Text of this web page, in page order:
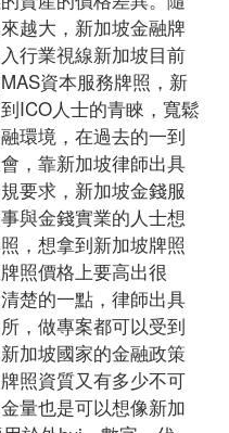
越大，新加坡金融牌
行業視線新加坡目前
資本服務牌照，新
ICO人士的青睞，寬鬆
環境，在過去的一到
，靠新加坡律師出具
要求，新加坡金錢服
與金錢實業的人士想
，想拿到新加坡牌照
照價格上要高出很
楚的一點，律師出具
，做專案都可以受到
加坡國家的金融政策
照資質又有多少不可
量也是可以想像新加